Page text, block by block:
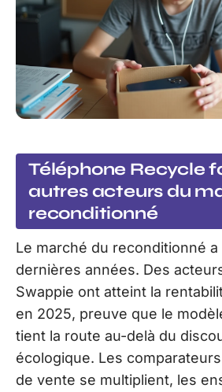
Téléphone Recycle
autres acteurs du
reconditionné
Le marché du reconditionné
dernières années. Des
Swappie ont atteint la
en 2025, preuve que le
tient la route au-delà du
écologique. Les
de vente se multiplient, les